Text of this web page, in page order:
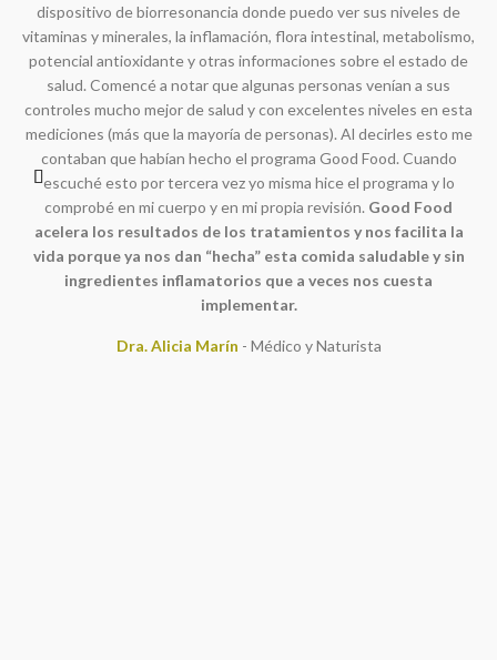
dispositivo de biorresonancia donde puedo ver sus niveles de
vitaminas y minerales, la inflamación, flora intestinal, metabolismo,
potencial antioxidante y otras informaciones sobre el estado de
salud. Comencé a notar que algunas personas venían a sus
controles mucho mejor de salud y con excelentes niveles en esta
mediciones (más que la mayoría de personas). Al decirles esto me
contaban que habían hecho el programa Good Food. Cuando
escuché esto por tercera vez yo misma hice el programa y lo
comprobé en mi cuerpo y en mi propia revisión. Good Food
acelera los resultados de los tratamientos y nos facilita la
vida porque ya nos dan “hecha” esta comida saludable y sin
ingredientes inflamatorios que a veces nos cuesta
implementar.
Dra. Alicia Marín Médico y Naturista